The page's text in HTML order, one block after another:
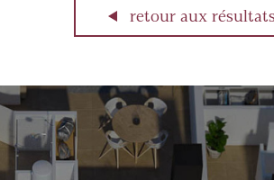
retour aux résultats